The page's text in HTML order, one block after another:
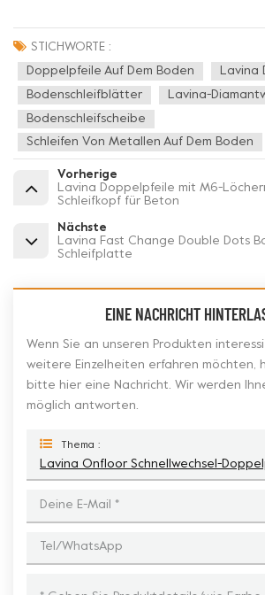
STICHWORTE :
Doppelpfeile Auf Dem Boden Lavina
Bodenschleifblätter Lavina-
Bodenschleifscheibe
Schleifen Von Metallen Auf Dem Boden
Vorherige
Lavina Doppelpfeile mit M6-
Schleifkopf für Beton
Nächste
Lavina Fast Change Double Dots
Schleifplatte
EINE NACHRICHT
Wenn Sie an unseren Produkten
weitere Einzelheiten erfahren möchten,
bitte hier eine Nachricht. Wir werden
möglich antworten.
Thema :